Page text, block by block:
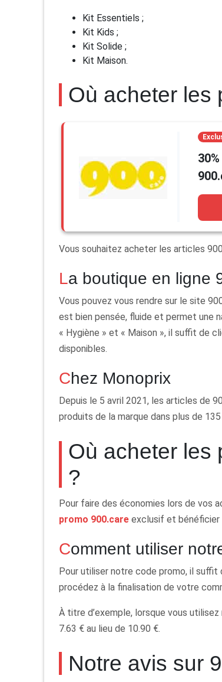
Kit Essentiels ;
Kit Kids ;
Kit Solide ;
Kit Maison.
Où acheter les
Vous souhaitez acheter les articles
La boutique en ligne
Vous pouvez vous rendre sur le site
est bien pensée, fluide et permet une
« Hygiène » et « Maison », il suffit de
disponibles.
Chez Monoprix
Depuis le 5 avril 2021, les articles de
produits de la marque dans plus de
Où acheter les
?
Pour faire des économies lors de vos
promo 900.care exclusif et bénéficier
Comment utiliser
Pour utiliser notre code promo, il suffit
procédez à la finalisation de votre
À titre d’exemple, lorsque vous
7.63 € au lieu de 10.90 €.
Notre avis sur